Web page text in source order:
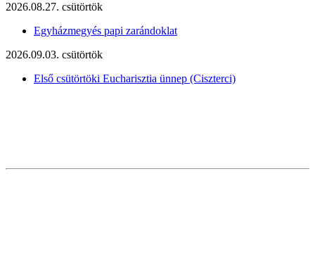
2026.08.27. csütörtök
Egyházmegyés papi zarándoklat
2026.09.03. csütörtök
Első csütörtöki Eucharisztia ünnep (Ciszterci)